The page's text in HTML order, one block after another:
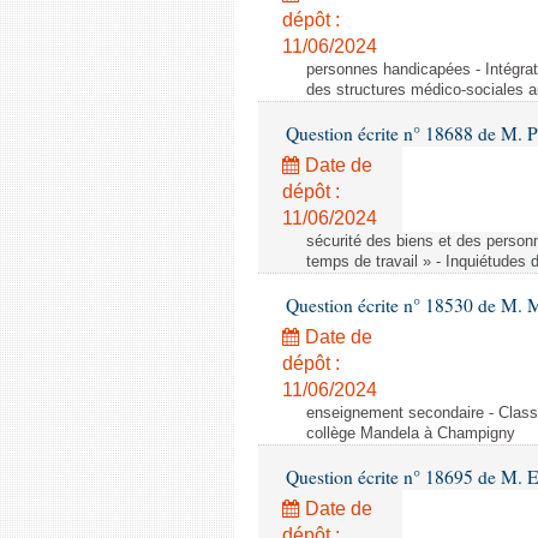
dépôt :
11/06/2024
personnes handicapées -
des structures médico-sociales
Question écrite n° 18688 de M.
Date de
dépôt :
11/06/2024
sécurité des biens et des
temps de travail » - Inquiétudes
Question écrite n° 18530 de M.
Date de
dépôt :
11/06/2024
enseignement secondaire -
collège Mandela à Champigny
Question écrite n° 18695 de M.
Date de